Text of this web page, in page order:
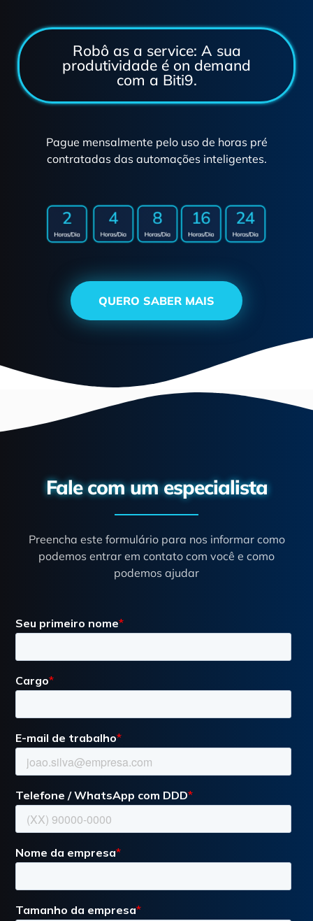
Robô as a service: A sua
produtividade é on demand
com a Biti9.
Pague mensalmente pelo uso de horas pré
contratadas das automações inteligentes.
QUERO SABER MAIS
Fale com um especialista
Preencha este formulário para nos informar como
podemos entrar em contato com você e como
podemos ajudar